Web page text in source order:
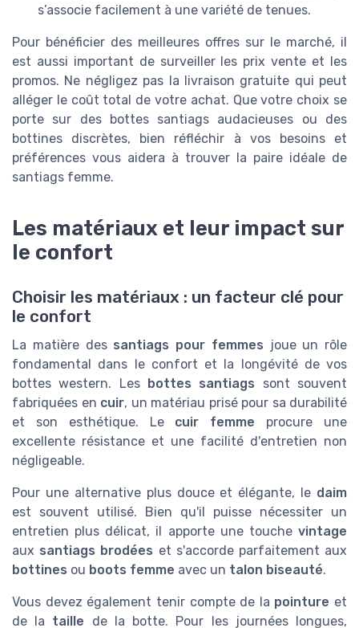
s’associe facilement à une variété de tenues.
Pour bénéficier des meilleures offres sur le marché, il
est aussi important de surveiller les prix vente et les
promos. Ne négligez pas la livraison gratuite qui peut
alléger le coût total de votre achat. Que votre choix se
porte sur des bottes santiags audacieuses ou des
bottines discrètes, bien réfléchir à vos besoins et
préférences vous aidera à trouver la paire idéale de
santiags femme.
Les matériaux et leur impact sur
le confort
Choisir les matériaux : un facteur clé pour
le confort
La matière des santiags pour femmes joue un rôle
fondamental dans le confort et la longévité de vos
bottes western. Les bottes santiags sont souvent
fabriquées en cuir, un matériau prisé pour sa durabilité
et son esthétique. Le cuir femme procure une
excellente résistance et une facilité d'entretien non
négligeable.
Pour une alternative plus douce et élégante, le daim
est souvent utilisé. Bien qu'il puisse nécessiter un
entretien plus délicat, il apporte une touche vintage
aux santiags brodées et s'accorde parfaitement aux
bottines ou boots femme avec un talon biseauté.
Vous devez également tenir compte de la pointure et
de la taille de la botte. Pour les journées longues,